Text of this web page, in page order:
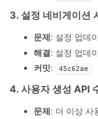
3. 설정 네비게이션
문제: 설정 업데
해결: 설정 업데
커밋: 45c62ae
4. 사용자 생성 API
문제: 더 이상 사